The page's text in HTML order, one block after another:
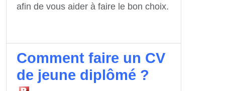
afin de vous aider à faire le bon choix.
Comment faire un CV
de jeune diplômé ?